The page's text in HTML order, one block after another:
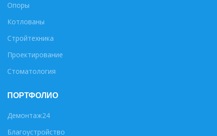
Опоры
Котлованы
Стройтехника
Проектирование
Стоматология
ПОРТФОЛИО
Демонтаж24
Благоустройство